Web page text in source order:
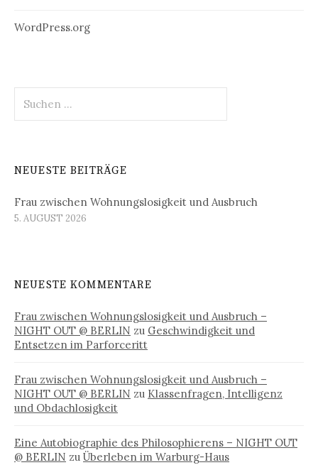
WordPress.org
nach:
NEUESTE BEITRÄGE
Frau zwischen Wohnungslosigkeit und Ausbruch
5. AUGUST 2026
NEUESTE KOMMENTARE
Frau zwischen Wohnungslosigkeit und Ausbruch –
NIGHT OUT @ BERLIN zu Geschwindigkeit und
Entsetzen im Parforceritt
Frau zwischen Wohnungslosigkeit und Ausbruch –
NIGHT OUT @ BERLIN zu Klassenfragen, Intelligenz
und Obdachlosigkeit
Eine Autobiographie des Philosophierens – NIGHT OUT
@ BERLIN zu Überleben im Warburg-Haus